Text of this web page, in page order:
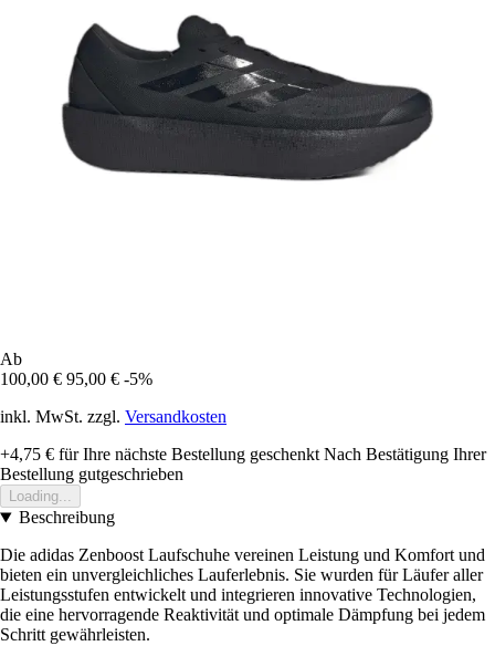
Ab
100,00 € 95,00 € -5%
inkl. MwSt. zzgl. Versandkosten
+4,75 € für Ihre nächste Bestellung geschenkt Nach Bestätigung Ihrer
Bestellung gutgeschrieben
Loading...
Beschreibung
Die adidas Zenboost Laufschuhe vereinen Leistung und Komfort und
bieten ein unvergleichliches Lauferlebnis. Sie wurden für Läufer aller
Leistungsstufen entwickelt und integrieren innovative Technologien,
die eine hervorragende Reaktivität und optimale Dämpfung bei jedem
Schritt gewährleisten.